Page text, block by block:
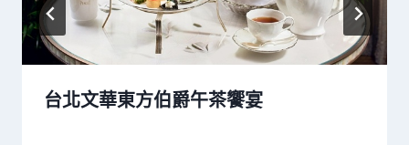
台北文華東方伯爵午茶饗宴